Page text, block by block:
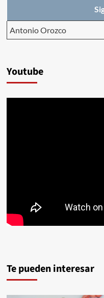
Antonio Orozco
Youtube
Te pueden interesar